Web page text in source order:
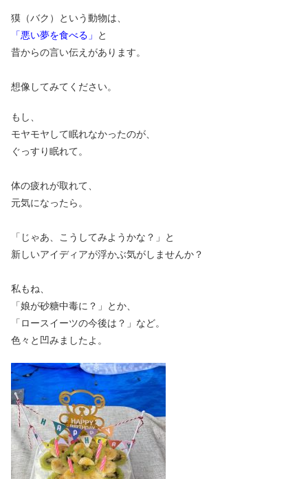
獏（バク）という動物は、
「悪い夢を食べる」
と
昔からの言い伝えがあります。
想像してみてください。
もし、
モヤモヤして眠れなかったのが、
ぐっすり眠れて。
体の疲れが取れて、
元気になったら 。
「じゃあ、こうしてみようかな？」と
新しいアイディアが浮かぶ気がしませんか？
私もね、
「娘が砂糖中毒に？」とか、
「ロースイーツの今後は？」など。
色々と凹みましたよ。